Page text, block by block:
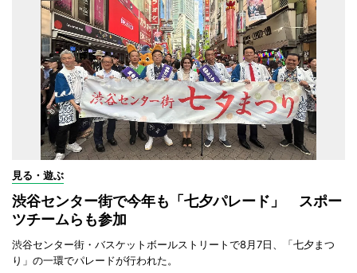
見る・遊ぶ
渋谷センター街で今年も「七夕パレード」 スポー
ツチームらも参加
渋谷センター街・バスケットボールストリートで8月7日、「七夕まつ
り」の一環でパレードが行われた。